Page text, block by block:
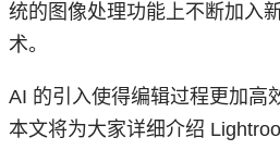
统的图像处理功能上不断加入
术。
AI 的引入使得编辑过程更加高
本文将为大家详细介绍